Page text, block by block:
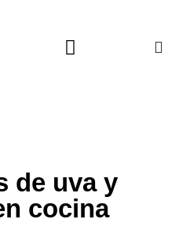
de uva y
cocina